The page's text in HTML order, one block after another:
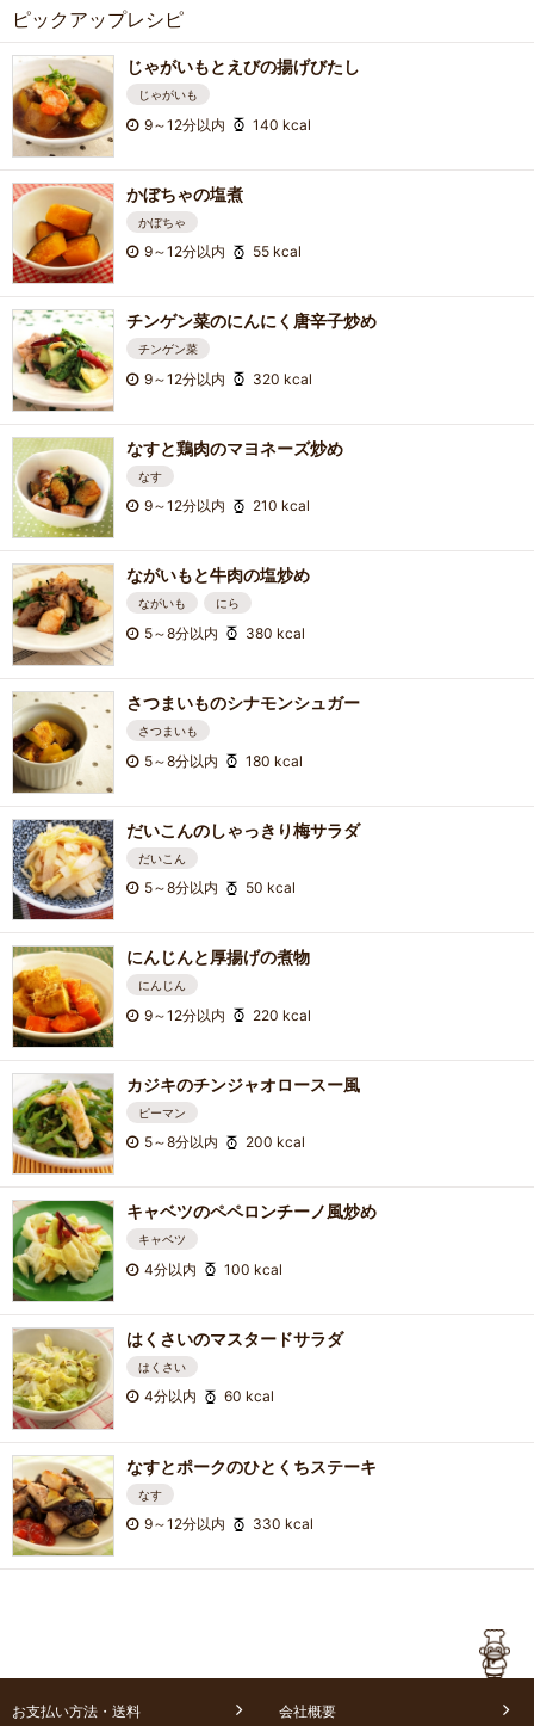
ピックアップレシピ
じゃがいもとえびの揚げびたし
じゃがいも
9～12分以内 140 kcal
かぼちゃの塩煮
かぼちゃ
9～12分以内 55 kcal
チンゲン菜のにんにく唐辛子炒め
チンゲン菜
9～12分以内 320 kcal
なすと鶏肉のマヨネーズ炒め
なす
9～12分以内 210 kcal
ながいもと牛肉の塩炒め
ながいも にら
5～8分以内 380 kcal
さつまいものシナモンシュガー
さつまいも
5～8分以内 180 kcal
だいこんのしゃっきり梅サラダ
だいこん
5～8分以内 50 kcal
にんじんと厚揚げの煮物
にんじん
9～12分以内 220 kcal
カジキのチンジャオロースー風
ピーマン
5～8分以内 200 kcal
キャベツのペペロンチーノ風炒め
キャベツ
4分以内 100 kcal
はくさいのマスタードサラダ
はくさい
4分以内 60 kcal
なすとポークのひとくちステーキ
なす
9～12分以内 330 kcal
お支払い方法・送料 会社概要